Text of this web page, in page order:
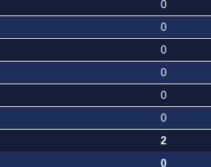
0
0
0
0
0
0
2
0